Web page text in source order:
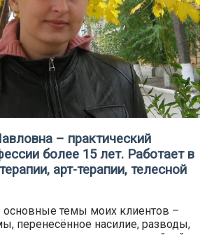
– практический
более 15 лет. Работает в
арт-терапии, телесной
основные темы моих клиентов –
перенесённое насилие, разводы,